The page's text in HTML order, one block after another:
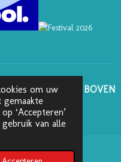
om uw
‘Accepteren’
van alle
GA NAAR BOVEN